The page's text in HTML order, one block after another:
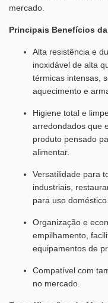
mercado.
Principais Benefícios
Alta resistência e
inoxidável de alta
térmicas intensas,
aquecimento e
Higiene total e
arredondados que
produto pensado
alimentar.
Versatilidade para
industriais,
para uso doméstico.
Organização e
empilhamento,
equipamentos de
Compatível com
no mercado.